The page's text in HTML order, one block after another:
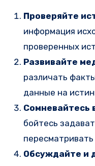
Проверяйте
информация
проверенных
Развивайте
различать
данные на
Сомневайтесь
бойтесь
пересматривать
Обсуждайте и